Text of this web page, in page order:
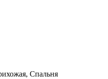
Спальня